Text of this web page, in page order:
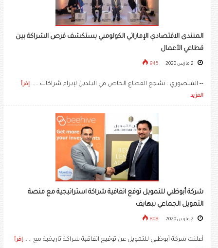
المنتدى الاقتصادي الإماراتي الكولومبي يستكشف فرص الشراكة بين
قطاعي الأعمال
945
-- المنصوري : نشجع القطاع الخاص في البلدين لإبرام شراكات ..... إقرأ
المزيد
شركة أبوظبي للتمويل توقع اتفاقية شراكة استراتيجية مع منصة
التمويل الجماعي بيهايف
808
أعلنت شركة أبوظبي للتمويل عن توقيع اتفاقية شراكة تاريخية مع ..... إقرأ